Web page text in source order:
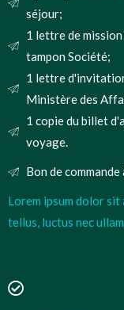
séjour;
1 lettre de
tampon Société;
1 lettre
Ministère des
1 copie du billet
voyage.
Bon de
Lorem ipsum dolor
tellus, luctus nec